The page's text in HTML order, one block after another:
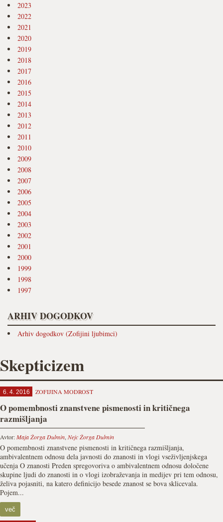
2023
2022
2021
2020
2019
2018
2017
2016
2015
2014
2013
2012
2011
2010
2009
2008
2007
2006
2005
2004
2003
2002
2001
2000
1999
1998
1997
ARHIV DOGODKOV
Arhiv dogodkov (Zofijini ljubimci)
Skepticizem
6. 4. 2016 ZOFIJINA MODROST
O pomembnosti znanstvene pismenosti in kritičnega
razmišljanja
Avtor:Maja Žorga Dulmin, Nejc Žorga Dulmin
O pomembnosti znanstvene pismenosti in kritičnega razmišljanja,
ambivalentnem odnosu dela javnosti do znanosti in vlogi vseživljenjskega
učenja O znanosti Preden spregovoriva o ambivalentnem odnosu določene
skupine ljudi do znanosti in o vlogi izobraževanja in medijev pri tem odnosu,
želiva pojasniti, na katero definicijo besede znanost se bova sklicevala.
Pojem...
več